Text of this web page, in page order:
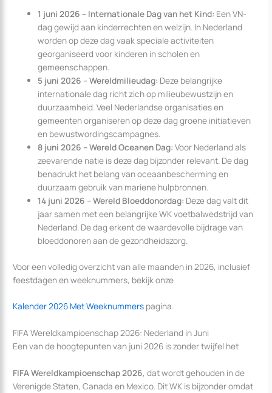
1 juni 2026 – Internationale Dag van het Kind: Een VN-
dag gewijd aan kinderrechten en welzijn. In Nederland
worden op deze dag vaak speciale activiteiten
georganiseerd voor kinderen in scholen en
gemeenschappen.
5 juni 2026 – Wereldmilieudag: Deze belangrijke
internationale dag richt zich op milieubewustzijn en
duurzaamheid. Veel Nederlandse organisaties en
gemeenten organiseren op deze dag groene initiatieven
en bewustwordingscampagnes.
8 juni 2026 – Wereld Oceanen Dag:Voor Nederland als
zeevarende natie is deze dag bijzonder relevant. De dag
benadrukt het belang van oceaanbescherming en
duurzaam gebruik van mariene hulpbronnen.
14 juni 2026 – Wereld Bloeddonordag: Deze dag valt dit
jaar samen met een belangrijke WK voetbalwedstrijd van
Nederland. De dag erkent de waardevolle bijdrage van
bloeddonoren aan de gezondheidszorg.
Voor een volledig overzicht van alle maanden in 2026, inclusief
feestdagen en weeknummers, bekijk onze
Kalender 2026 Met Weeknummers pagina.
FIFA Wereldkampioenschap 2026: Nederland in Juni
Een van de hoogtepunten van juni 2026 is zonder twijfel het
FIFA Wereldkampioenschap 2026, dat wordt gehouden in de
Verenigde Staten, Canada en Mexico. Dit WK is bijzonder omdat